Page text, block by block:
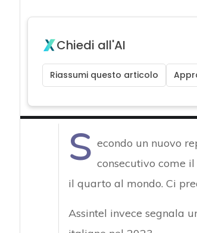
Chiedi all'AI
Riassumi questo articolo
S econdo un nuovo
consecutivo come il
il quarto al mondo. Ci
Assintel invece segnala